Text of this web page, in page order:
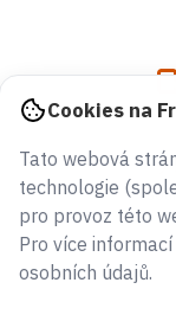
Cookies na
Tato webová
technologie
pro provoz této
Pro více
osobních údajů.